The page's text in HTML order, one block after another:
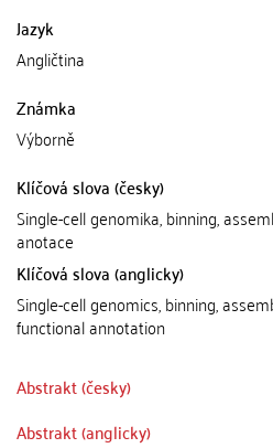
Jazyk
Angličtina
Známka
Výborně
Klíčová slova (česky)
Single-cell genomika, binning,
anotace
Klíčová slova (anglicky)
Single-cell genomics, binning,
functional annotation
Abstrakt (česky)
Abstrakt (anglicky)